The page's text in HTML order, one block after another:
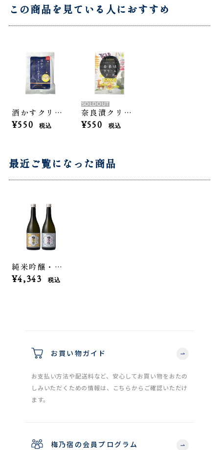
この商品を見ている人におすすめ
酒かすクリームチーズ
¥550 税込
SOLDOUT
奈良漬クリームチーズ
¥550 税込
最近ご覧になった商品
純米吟醸・純米セット
¥4,343 税込
お買い物ガイド
お支払い方法や配送料など、安心してお買い物をおたの
しみいただくための情報は、こちらからご確認いただけ
ます。
梅乃宿の会員プログラム